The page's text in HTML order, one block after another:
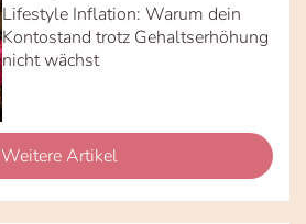
Lifestyle Inflation: Warum dein
Kontostand trotz Gehaltserhöhung
nicht wächst
Weitere Artikel